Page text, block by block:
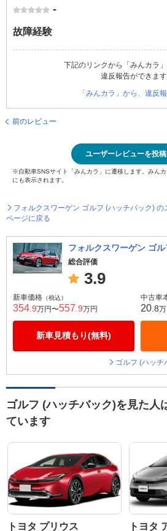
-
故障経験
下記のリンクから「みんカラ」
違反報告ができます
「みんカラ」から、違反
前のレビュー
ユーザーレビューを投
※自動車SNSサイト「みんカラ」に遷移します。みん
にも表示されます。
フォルクスワーゲン ゴルフ (ハッチバック)
ページに戻る
フォルクスワーゲン ゴ
総合評価
3.9
新車価格 （税込）
354 .9万円〜557 .9万円
新車見積もり(無料)
中古車
20 .8
ゴルフ (ハッチ
ゴルフ (ハッチバック)を見た人
ています
トヨタ プリウス トヨタ